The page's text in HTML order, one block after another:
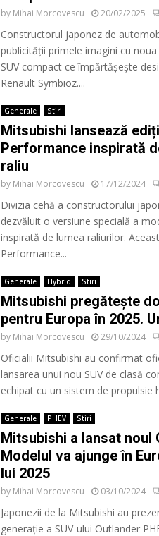
by Mihai Morcovescu 20/02/2025
Constructorul japonez de
publicității primele imagini cu
SUV compact ce împărtășește
Renault Symbioz....
Generale Stiri
Mitsubishi lansează
Performance inspirată
raliu
by Mihai Morcovescu 17/12/2024
Divizia cehă a constructorului
dezvăluit o versiune specială a
inspirată de lumea raliurilor.
Performance...
Generale Hybrid Stiri
Mitsubishi pregătește
pentru Europa în 2025.
by Mihai Morcovescu 29/10/2024
Oficialii Mitsubishi au confirmat
lansarea unui nou SUV de clasă
echipat cu un sistem de propulsie
Generale PHEV Stiri
Mitsubishi a lansat noul
Modelul va ajunge în
lui 2025
by Mihai Morcovescu 03/10/2024
Japonezii de la Mitsubishi au
generație a SUV-ului Outlander